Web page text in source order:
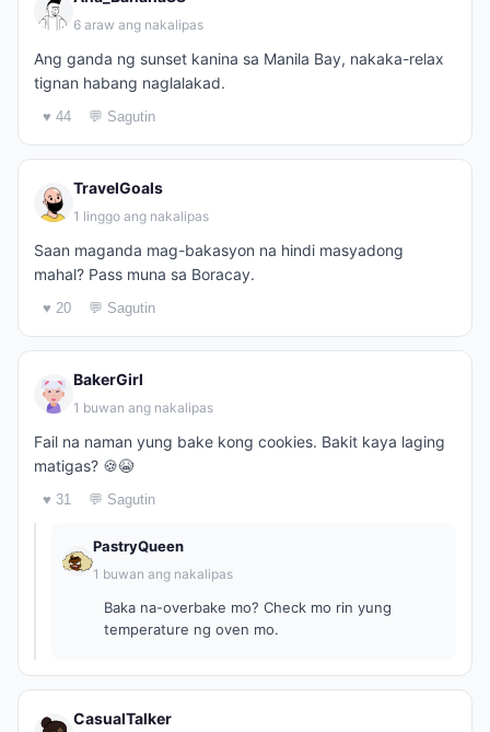
6 araw ang nakalipas
Ang ganda ng sunset kanina sa Manila Bay, nakaka-relax
tignan habang naglalakad.
♥ 44 💬 Sagutin
TravelGoals
1 linggo ang nakalipas
Saan maganda mag-bakasyon na hindi masyadong
mahal? Pass muna sa Boracay.
♥ 20 💬 Sagutin
BakerGirl
1 buwan ang nakalipas
Fail na naman yung bake kong cookies. Bakit kaya laging
matigas? 🍪😭
♥ 31 💬 Sagutin
PastryQueen
1 buwan ang nakalipas
Baka na-overbake mo? Check mo rin yung
temperature ng oven mo.
CasualTalker